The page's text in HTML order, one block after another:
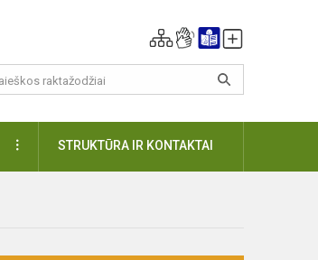
DAUGIAUSTRUKTŪRA IR KONTAKTAI